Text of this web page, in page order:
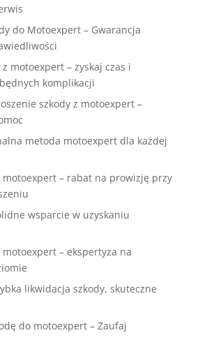
do Motoexpert – Gwarancja
motoexpert – zyskaj czas i
komplikacji
szkody z motoexpert –
metoda motoexpert dla każdej
motoexpert – rabat na prowizję przy
wsparcie w uzyskaniu
motoexpert – ekspertyza na
likwidacja szkody, skuteczne
do motoexpert – Zaufaj